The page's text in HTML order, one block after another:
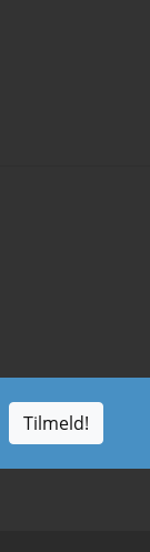
Tilmeld!